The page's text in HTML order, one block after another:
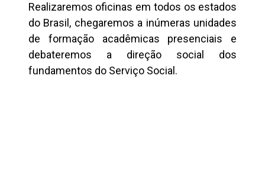
Realizaremos oficinas em todos os estados
do Brasil, chegaremos a inúmeras unidades
de formação acadêmicas presenciais e
debateremos a direção social dos
fundamentos do Serviço Social.